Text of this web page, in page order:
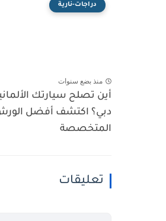
دراجات-نارية
منذ بضع سنوات
أين تصلح سيارتك
دبي؟ اكتشف أفضل
المتخصصة
تعليقات